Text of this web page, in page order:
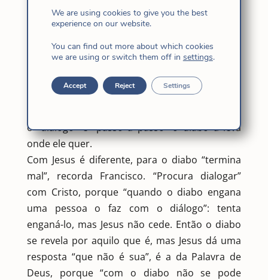
de Jesus no deserto. É o diabo – explica – que
“se mostra sob a forma de uma serpente”: é
“atraente” e com a sua astúcia tenta “enganar”,
é “especialista” nisto, é o “pai da mentira”, é um
“mentiroso”. Sabe, portanto como enganar,
como “trapacear” as pessoas. Fá-lo com Eva: a
o “diálogo” e “passo a passo” o diabo a leva
onde ele quer.
Com Jesus é diferente, para o diabo “termina
mal”, recorda Francisco. “Procura dialogar”
com Cristo, porque “quando o diabo engana
uma pessoa o faz com o diálogo”: tenta
enganá-lo, mas Jesus não cede. Então o diabo
se revela por aquilo que é, mas Jesus dá uma
resposta “que não é sua”, é a da Palavra de
Deus, porque “com o diabo não se pode
We are using cookies to give you the best
experience on our website.
You can find out more about which cookies
we are using or switch them off in settings.
Accept Reject Settings